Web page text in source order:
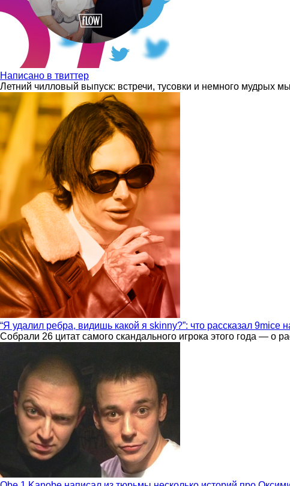
Написано в твиттер
Летний чилловый выпуск: встречи, тусовки и немного мудрых
“Я удалил ребра, видишь какой я skinny?”: что рассказал 9mice
Собрали 26 цитат самого скандального игрока этого года —